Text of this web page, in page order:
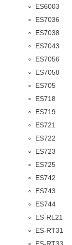
ES6003
ES7036
ES7038
ES7043
ES7056
ES7058
ES705
ES718
ES719
ES721
ES722
ES723
ES725
ES742
ES743
ES744
ES-RL21
ES-RT31
ES-RT33